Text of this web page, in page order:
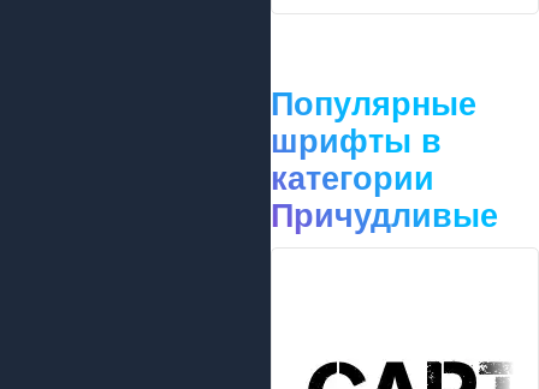
Популярные
шрифты в
категории
Причудливые